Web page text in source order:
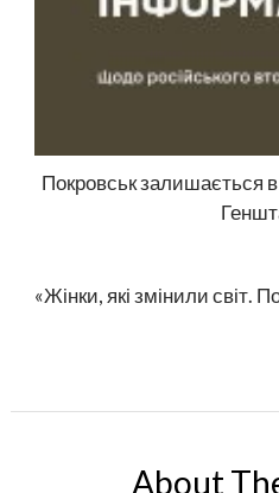
Покровськ залишається
«Жінки, які змінили світ.
About